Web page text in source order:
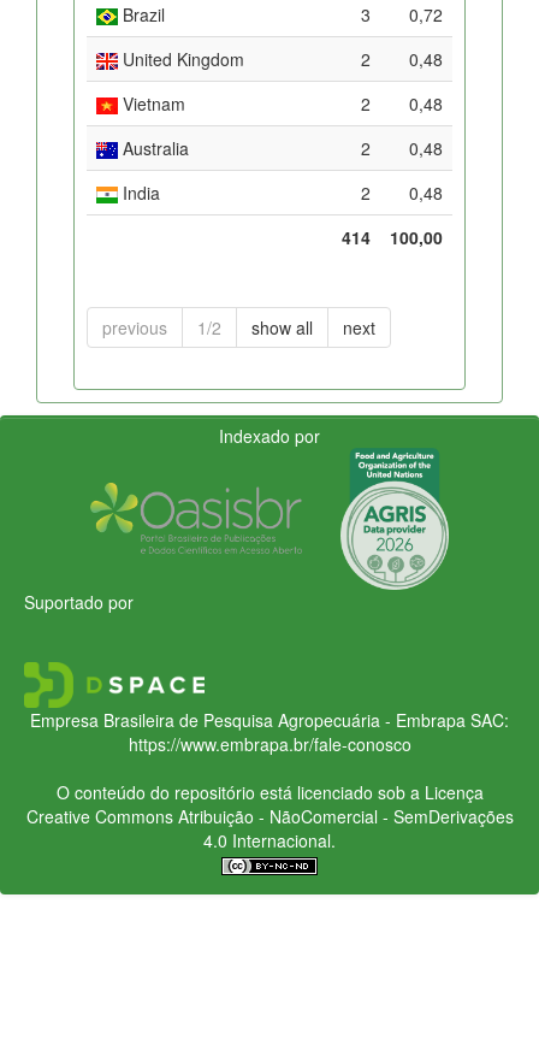
Brazil 3
0,72
United Kingdom
2
0,48
Vietnam
2
0,48
Australia
2
0,48
India
2
0,48
414
100,00
previous 1/2 show all next
Indexado por
Suportado por
Empresa Brasileira de Pesquisa Agropecuária - Embrapa SAC:
https://www.embrapa.br/fale-conosco
O conteúdo do repositório está licenciado sob a Licença
Creative CommonsAtribuição - NãoComercial - SemDerivações
4.0 Internacional.